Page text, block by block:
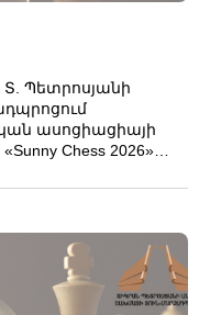
Տ. Պետրոսյանի
ասոցիացիայի
Chess 2026»…